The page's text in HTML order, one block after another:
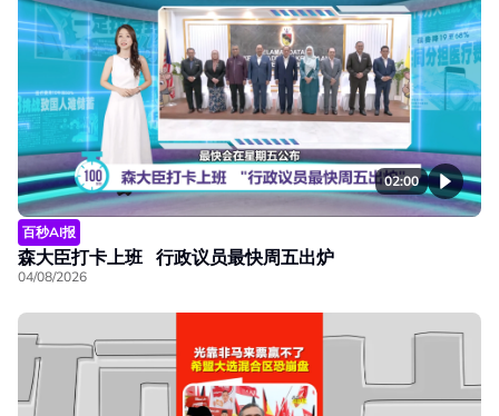
02:00
百秒AI报
森大臣打卡上班 行政议员最快周五出炉
04/08/2026